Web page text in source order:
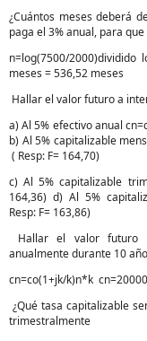
¿Cuántos meses deberá
paga el 3% anual, para
n=log(7500/2000)dividido
meses = 536,52 meses
Hallar el valor futuro a
a) Al 5% efectivo anual
b) Al 5% capitalizable
( Resp: F= 164,70)
c) Al 5% capitalizable
164,36) d) Al 5%
Resp: F= 163,86)
Hallar el valor futuro
anualmente durante 10
cn=co(1+jk/k)n*k
¿Qué tasa capitalizable
trimestralmente